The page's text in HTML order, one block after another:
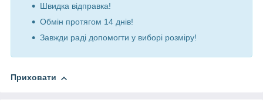
Швидка відправка!
Обмін протягом 14 днів!
Завжди раді допомогти у виборі розміру!
Приховати